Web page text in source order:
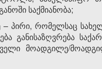
საქმიანობა;
– პირი, რომელსაც
განისაზღვრება
მოადგილე/